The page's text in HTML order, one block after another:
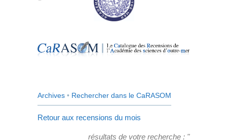
Archives • Rechercher dans le CaRASOM
Retour aux recensions du mois
résultats de votre recherche : "